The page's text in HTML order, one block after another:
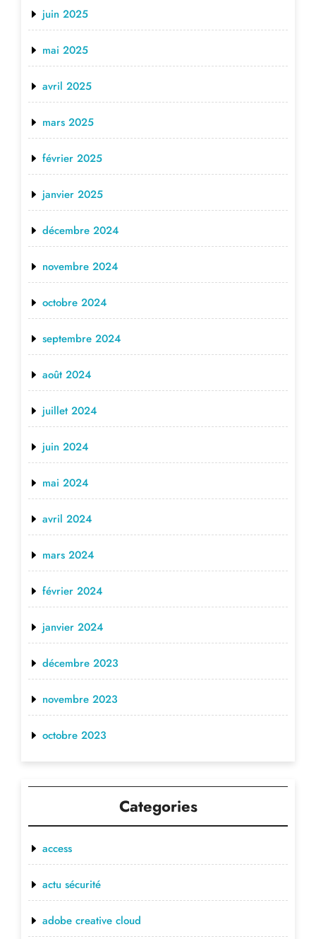
juin 2025
mai 2025
avril 2025
mars 2025
février 2025
janvier 2025
décembre 2024
novembre 2024
octobre 2024
septembre 2024
août 2024
juillet 2024
juin 2024
mai 2024
avril 2024
mars 2024
février 2024
janvier 2024
décembre 2023
novembre 2023
octobre 2023
Categories
access
actu sécurité
adobe creative cloud